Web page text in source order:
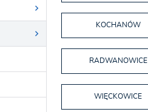
KOCHANÓW
RADWANOWICE
WIĘCKOWICE